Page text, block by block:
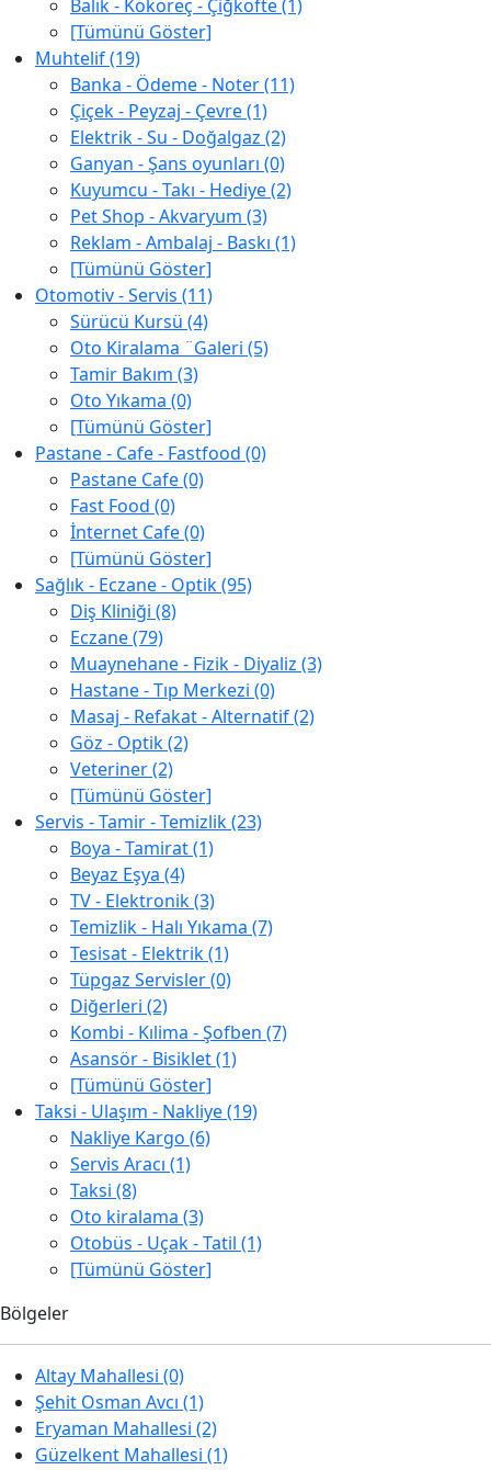
Balık - Kokoreç - Çiğköfte (1)
[Tümünü Göster]
Muhtelif (19)
Banka - Ödeme - Noter (11)
Çiçek - Peyzaj - Çevre (1)
Elektrik - Su - Doğalgaz (2)
Ganyan - Şans oyunları (0)
Kuyumcu - Takı - Hediye (2)
Pet Shop - Akvaryum (3)
Reklam - Ambalaj - Baskı (1)
[Tümünü Göster]
Otomotiv - Servis (11)
Sürücü Kursü (4)
Oto Kiralama ¨Galeri (5)
Tamir Bakım (3)
Oto Yıkama (0)
[Tümünü Göster]
Pastane - Cafe - Fastfood (0)
Pastane Cafe (0)
Fast Food (0)
İnternet Cafe (0)
[Tümünü Göster]
Sağlık - Eczane - Optik (95)
Diş Kliniği (8)
Eczane (79)
Muaynehane - Fizik - Diyaliz (3)
Hastane - Tıp Merkezi (0)
Masaj - Refakat - Alternatif (2)
Göz - Optik (2)
Veteriner (2)
[Tümünü Göster]
Servis - Tamir - Temizlik (23)
Boya - Tamirat (1)
Beyaz Eşya (4)
TV - Elektronik (3)
Temizlik - Halı Yıkama (7)
Tesisat - Elektrik (1)
Tüpgaz Servisler (0)
Diğerleri (2)
Kombi - Kılima - Şofben (7)
Asansör - Bisiklet (1)
[Tümünü Göster]
Taksi - Ulaşım - Nakliye (19)
Nakliye Kargo (6)
Servis Aracı (1)
Taksi (8)
Oto kiralama (3)
Otobüs - Uçak - Tatil (1)
[Tümünü Göster]
Bölgeler
Altay Mahallesi (0)
Şehit Osman Avcı (1)
Eryaman Mahallesi (2)
Güzelkent Mahallesi (1)